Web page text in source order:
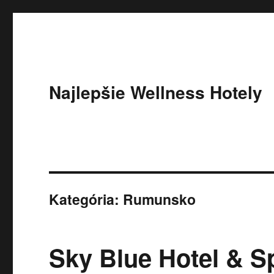
Najlepšie Wellness Hotely
Kategória: Rumunsko
Sky Blue Hotel &